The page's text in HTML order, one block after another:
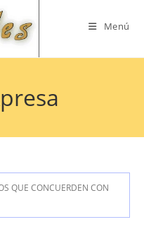
Menú
QUE CONCUERDEN CON